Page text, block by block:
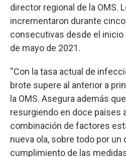
director regional de la OMS.
incrementaron durante
consecutivas desde el inicio
de mayo de 2021.
“Con la tasa actual de
brote supere al anterior a
la OMS. Asegura además
resurgiendo en doce países
combinación de factores
nueva ola, sobre todo por un
cumplimiento de las